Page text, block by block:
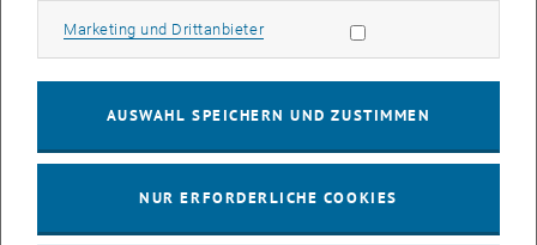
Verschiebung der Atome „sichtbar“ wird“, so Grössinger. Damit ist
wirklich sagen, welche Atome an einer bestimmten Gitterposition
für die Magnetostriktion verantwortlich sind“, ergänzt Grössinger.
der Gallium-Substitution eine 20-fache Erhöhung der
Magnetostriktion gegenüber reinem Eisen gefunden wurde. Durch
Marketing und DrittanbieterMarketing Cookies zulassen
AUSWAHL SPEICHERN UND ZUSTIMMEN
NUR ERFORDERLICHE COOKIES